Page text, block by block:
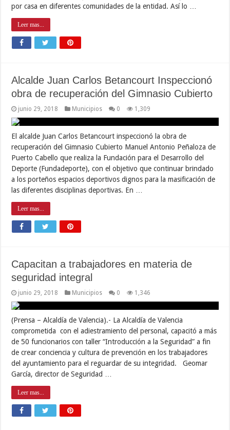
por casa en diferentes comunidades de la entidad. Así lo …
Leer mas...
Alcalde Juan Carlos Betancourt Inspeccionó
obra de recuperación del Gimnasio Cubierto
junio 29, 2018 Municipios 0 1,309
El alcalde Juan Carlos Betancourt inspeccionó la obra de
recuperación del Gimnasio Cubierto Manuel Antonio Peñaloza de
Puerto Cabello que realiza la Fundación para el Desarrollo del
Deporte (Fundadeporte), con el objetivo que continuar brindado
a los porteños espacios deportivos dignos para la masificación de
las diferentes disciplinas deportivas. En …
Leer mas...
Capacitan a trabajadores en materia de
seguridad integral
junio 29, 2018 Municipios 0 1,346
(Prensa – Alcaldía de Valencia).- La Alcaldía de Valencia
comprometida con el adiestramiento del personal, capacitó a más
de 50 funcionarios con taller “Introducción a la Seguridad” a fin
de crear conciencia y cultura de prevención en los trabajadores
del ayuntamiento para el reguardar de su integridad. Geomar
García, director de Seguridad …
Leer mas...